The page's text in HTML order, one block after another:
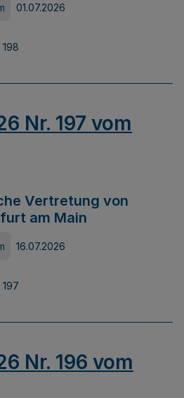
01.07.2026
198
Nr. 197 vom
Vertretung von
am Main
16.07.2026
197
Nr. 196 vom